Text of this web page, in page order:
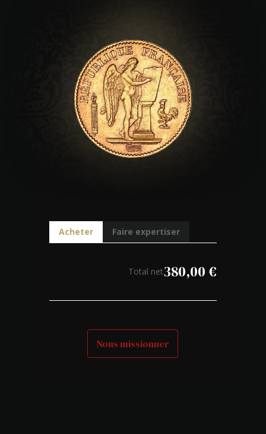
Acheter Faire expertiser
Total net380,00€
Nous missionner